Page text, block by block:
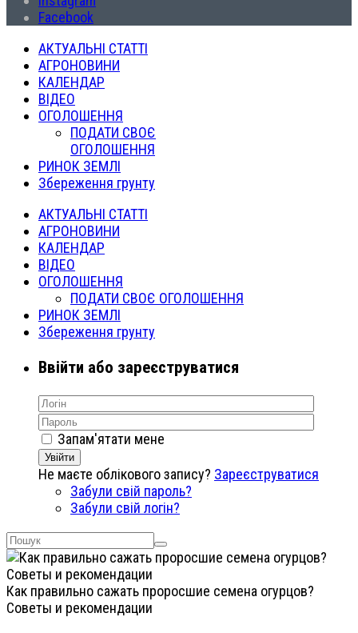
Facebook
АКТУАЛЬНІ СТАТТІ
АГРОНОВИНИ
КАЛЕНДАР
ВІДЕО
ОГОЛОШЕННЯ
ПОДАТИ СВОЄ
ОГОЛОШЕННЯ
РИНОК ЗЕМЛІ
Збереження грунту
АКТУАЛЬНІ СТАТТІ
АГРОНОВИНИ
КАЛЕНДАР
ВІДЕО
ОГОЛОШЕННЯ
ПОДАТИ СВОЄ ОГОЛОШЕННЯ
РИНОК ЗЕМЛІ
Збереження грунту
Ввійти або зареєструватися
Запам'ятати мене
Увійти
Не маєте облікового запису? Зареєструватися
Забули свій пароль?
Забули свій логін?
Как правильно сажать проросшие семена огурцов?
Советы и рекомендации